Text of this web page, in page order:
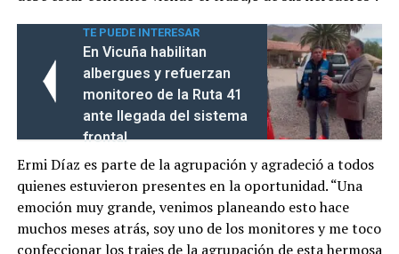
TE PUEDE INTERESAR
En Vicuña habilitan
albergues y refuerzan
monitoreo de la Ruta 41
ante llegada del sistema
frontal
Ermi Díaz es parte de la agrupación y agradeció a todos
quienes estuvieron presentes en la oportunidad. “Una
emoción muy grande, venimos planeando esto hace
muchos meses atrás, soy uno de los monitores y me toco
confeccionar los trajes de la agrupación de esta hermosa